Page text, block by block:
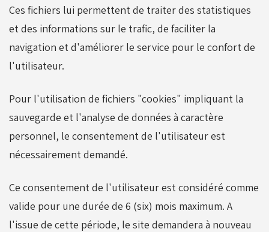
Ces fichiers lui permettent de traiter des statistiques
et des informations sur le trafic, de faciliter la
navigation et d'améliorer le service pour le confort de
l'utilisateur.
Pour l'utilisation de fichiers "cookies" impliquant la
sauvegarde et l'analyse de données à caractère
personnel, le consentement de l'utilisateur est
nécessairement demandé.
Ce consentement de l'utilisateur est considéré comme
valide pour une durée de 6 (six) mois maximum. A
l'issue de cette période, le site demandera à nouveau